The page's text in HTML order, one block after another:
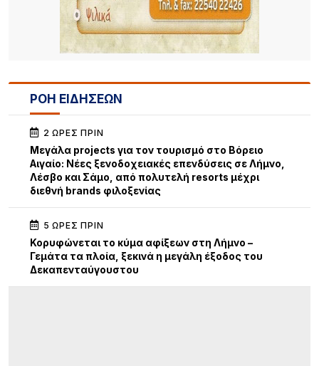
ΡΟΗ ΕΙΔΗΣΕΩΝ
2 ΏΡΕΣ ΠΡΙΝ
Μεγάλα projects για τον τουρισμό στο Βόρειο
Αιγαίο: Νέες ξενοδοχειακές επενδύσεις σε Λήμνο,
Λέσβο και Σάμο, από πολυτελή resorts μέχρι
διεθνή brands φιλοξενίας
5 ΏΡΕΣ ΠΡΙΝ
Κορυφώνεται το κύμα αφίξεων στη Λήμνο –
Γεμάτα τα πλοία, ξεκινά η μεγάλη έξοδος του
Δεκαπενταύγουστου